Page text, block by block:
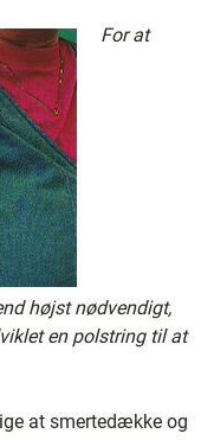
For at
højst nødvendigt,
en polstring til at
at smertedække og